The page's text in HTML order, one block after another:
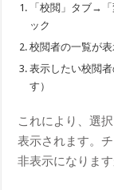
「校閲」タブ→
ック
校閲者の一覧が
表示したい校閲
す）
これにより、選
表示されます。
非表示になりま